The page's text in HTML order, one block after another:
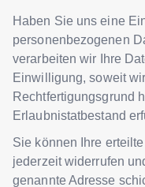
Haben Sie uns eine
personenbezogenen
verarbeiten wir Ihre
Einwilligung, soweit
Rechtfertigungsgrund
Erlaubnistatbestand
Sie können Ihre
jederzeit widerrufen
genannte Adresse